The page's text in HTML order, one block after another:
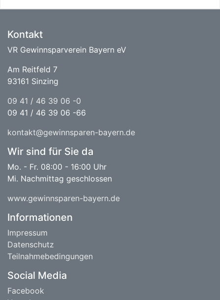
Kontakt
VR Gewinnsparverein Bayern eV
Am Reitfeld 7
93161 Sinzing
09 41 / 46 39 06 -0
09 41 / 46 39 06 -66
kontakt@gewinnsparen-bayern.de
Wir sind für Sie da
Mo. - Fr. 08:00 - 16:00 Uhr
Mi. Nachmittag geschlossen
www.gewinnsparen-bayern.de
Informationen
Impressum
Datenschutz
Teilnahmebedingungen
Social Media
Facebook